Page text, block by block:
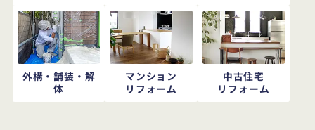
外構・舗装・解
体
マンション
リフォーム
中古住宅
リフォーム